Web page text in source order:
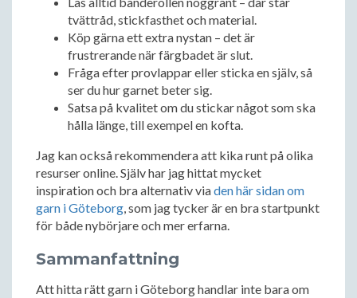
tvättråd, stickfasthet och material.
Köp gärna ett extra nystan – det är
frustrerande när färgbadet är slut.
Fråga efter provlappar eller sticka en själv, så
ser du hur garnet beter sig.
Satsa på kvalitet om du stickar något som ska
hålla länge, till exempel en kofta.
Jag kan också rekommendera att kika runt på olika
resurser online. Själv har jag hittat mycket
inspiration och bra alternativ viaden här sidan om
garn i Göteborg, som jag tycker är en bra startpunkt
för både nybörjare och mer erfarna.
Sammanfattning
Att hitta rätt garn i Göteborg handlar inte bara om